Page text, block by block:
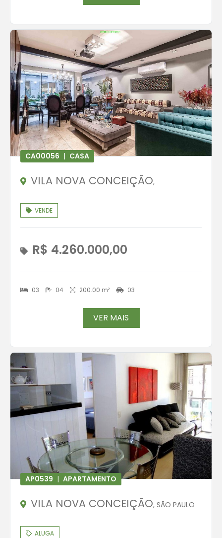
CA00056 | CASA
VILA NOVA CONCEIÇÃO,
VENDE
R$ 4.260.000,00
03 04 200.00 m² 03
VER MAIS
AP0539 | APARTAMENTO
VILA NOVA CONCEIÇÃO, SÃO PAULO
ALUGA